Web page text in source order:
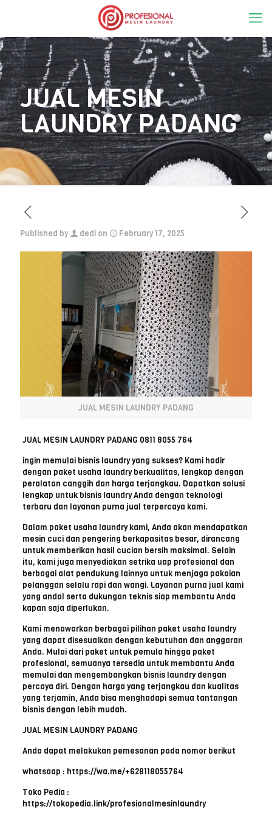
JUAL MESIN
LAUNDRY PADANG
Published by dedi on February 17, 2025
JUAL MESIN LAUNDRY PADANG
JUAL MESIN LAUNDRY PADANG 0811 8055 764
ingin memulai bisnis laundry yang sukses? Kami hadir
dengan paket usaha laundry berkualitas, lengkap dengan
peralatan canggih dan harga terjangkau. Dapatkan solusi
lengkap untuk bisnis laundry Anda dengan teknologi
terbaru dan layanan purna jual terpercaya kami.
Dalam paket usaha laundry kami, Anda akan mendapatkan
mesin cuci dan pengering berkapasitas besar, dirancang
untuk memberikan hasil cucian bersih maksimal. Selain
itu, kami juga menyediakan setrika uap profesional dan
berbagai alat pendukung lainnya untuk menjaga pakaian
pelanggan selalu rapi dan wangi. Layanan purna jual kami
yang andal serta dukungan teknis siap membantu Anda
kapan saja diperlukan.
Kami menawarkan berbagai pilihan paket usaha laundry
yang dapat disesuaikan dengan kebutuhan dan anggaran
Anda. Mulai dari paket untuk pemula hingga paket
profesional, semuanya tersedia untuk membantu Anda
memulai dan mengembangkan bisnis laundry dengan
percaya diri. Dengan harga yang terjangkau dan kualitas
yang terjamin, Anda bisa menghadapi semua tantangan
bisnis dengan lebih mudah.
JUAL MESIN LAUNDRY PADANG
Anda dapat melakukan pemesanan pada nomor berikut
whatsaap : https://wa.me/+628118055764
Toko Pedia :
https://tokopedia.link/profesionalmesinlaundry